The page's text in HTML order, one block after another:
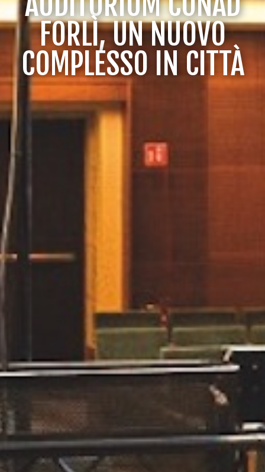
FORLÌ, UN NUOVO
COMPLESSO IN CITTÀ